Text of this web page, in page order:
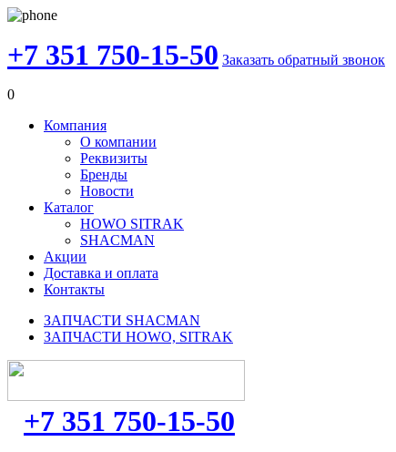
+7 351 750-15-50 Заказать обратный звонок
0
Компания
О компании
Реквизиты
Бренды
Новости
Каталог
HOWO SITRAK
SHACMAN
Акции
Доставка и оплата
Контакты
ЗАПЧАСТИ SHACMAN
ЗАПЧАСТИ HOWO, SITRAK
+7 351 750-15-50